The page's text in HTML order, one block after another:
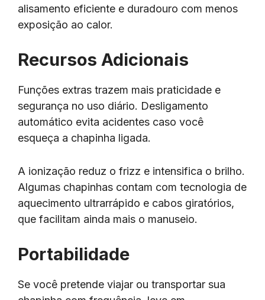
alisamento eficiente e duradouro com menos
exposição ao calor.
Recursos Adicionais
Funções extras trazem mais praticidade e
segurança no uso diário. Desligamento
automático evita acidentes caso você
esqueça a chapinha ligada.
A ionização reduz o frizz e intensifica o brilho.
Algumas chapinhas contam com tecnologia de
aquecimento ultrarrápido e cabos giratórios,
que facilitam ainda mais o manuseio.
Portabilidade
Se você pretende viajar ou transportar sua